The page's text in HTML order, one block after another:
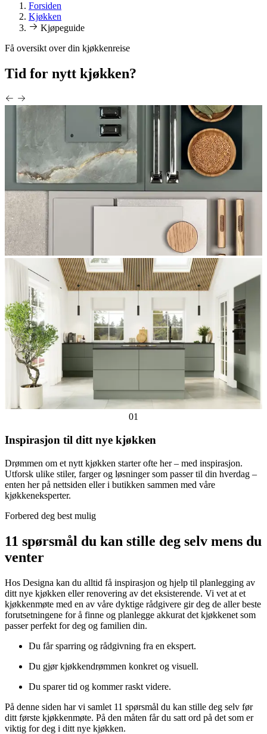
Forsiden
Kjøkken
Kjøpeguide
Få oversikt over din kjøkkenreise
Tid for nytt kjøkken?
01
Inspirasjon til ditt nye kjøkken
Drømmen om et nytt kjøkken starter ofte her – med inspirasjon.
Utforsk ulike stiler, farger og løsninger som passer til din hverdag –
enten her på nettsiden eller i butikken sammen med våre
kjøkkeneksperter.
Forbered deg best mulig
11 spørsmål du kan stille deg selv mens du
venter
Hos Designa kan du alltid få inspirasjon og hjelp til planlegging av
ditt nye kjøkken eller renovering av det eksisterende. Vi vet at et
kjøkkenmøte med en av våre dyktige rådgivere gir deg de aller beste
forutsetningene for å finne og planlegge akkurat det kjøkkenet som
passer perfekt for deg og familien din.
Du får sparring og rådgivning fra en ekspert.
Du gjør kjøkkendrømmen konkret og visuell.
Du sparer tid og kommer raskt videre.
På denne siden har vi samlet 11 spørsmål du kan stille deg selv før
ditt første kjøkkenmøte. På den måten får du satt ord på det som er
viktig for deg i ditt nye kjøkken.